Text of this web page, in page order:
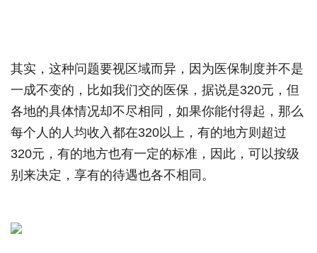
其实，这种问题要视区域而异，因为医保制度并不是
一成不变的，比如我们交的医保，据说是320元，但
各地的具体情况却不尽相同，如果你能付得起，那么
每个人的人均收入都在320以上，有的地方则超过
320元，有的地方也有一定的标准，因此，可以按级
别来决定，享有的待遇也各不相同。